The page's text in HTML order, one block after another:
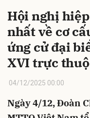
Hội nghị
nhất về cơ
ứng cử đại
XVI trực
04/12/2025 00:00
Ngày 4/12, Đoàn